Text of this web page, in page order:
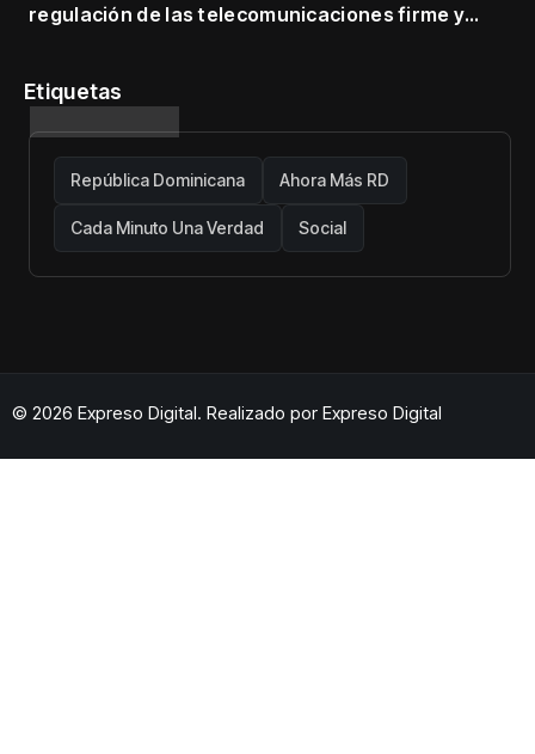
regulación de las telecomunicaciones firme y
Etiquetas
República Dominicana Ahora Más RD
Cada Minuto Una Verdad Social
© 2026 Expreso Digital. Realizado por Expreso Digital